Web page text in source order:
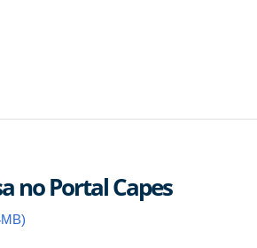
no Portal Capes